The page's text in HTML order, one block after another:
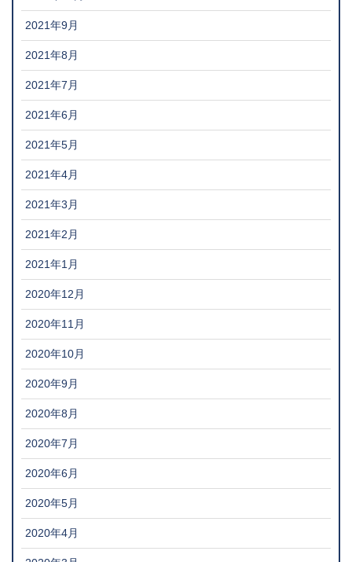
2021年9月
2021年8月
2021年7月
2021年6月
2021年5月
2021年4月
2021年3月
2021年2月
2021年1月
2020年12月
2020年11月
2020年10月
2020年9月
2020年8月
2020年7月
2020年6月
2020年5月
2020年4月